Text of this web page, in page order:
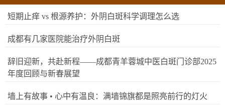
短期止痒 vs 根源养护：外阴白斑科学调理怎么选
成都有几家医院能治疗外阴白斑
辞旧迎新，共赴新程——成都青羊蓉城中医白斑门诊部2025
年度回顾与新春展望
墙上有故事 • 心中有温良：满墙锦旗都是照亮前行的灯火